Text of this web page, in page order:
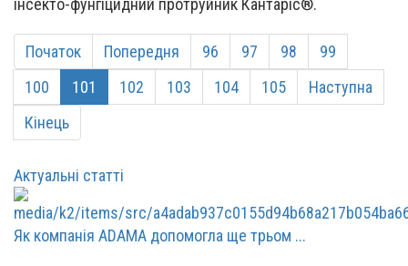
інсекто-фунгіцидний протруйник Кантаріс®.
Початок Попередня 96 97 98
99
100
101 102 103 104 105
Наступна
Кінець
Актуальні статті
Як компанія ADAMA допомогла ще трьом ...